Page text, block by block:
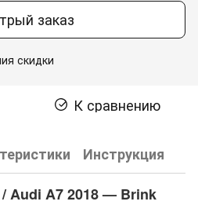
заказ
скидки
К сравнению
Инструкция
Audi A7 2018 — Brink